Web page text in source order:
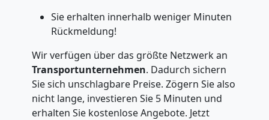
Sie erhalten innerhalb weniger Minuten
Rückmeldung!
Wir verfügen über das größte Netzwerk an
Transportunternehmen. Dadurch sichern
Sie sich unschlagbare Preise. Zögern Sie also
nicht lange, investieren Sie 5 Minuten und
erhalten Sie kostenlose Angebote. Jetzt